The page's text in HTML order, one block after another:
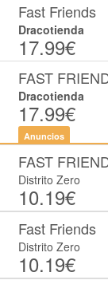
Fast Friends
Dracotienda
17.99€
FAST
Dracotienda
17.99€
Anuncios
FAST
Distrito Zero
10.19€
Fast Friends
Distrito Zero
10.19€